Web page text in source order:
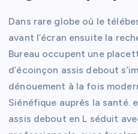
Dans rare globe où le
avant l’écran ensuite la
Bureau occupent une
d’écoinçon assis debout
dénouement à la fois
Siénéfique auprès la santé.
assis debout en L séduit